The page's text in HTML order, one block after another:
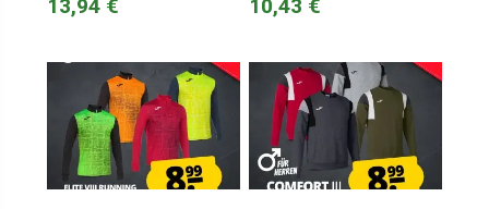
13,94 € 10,43 €